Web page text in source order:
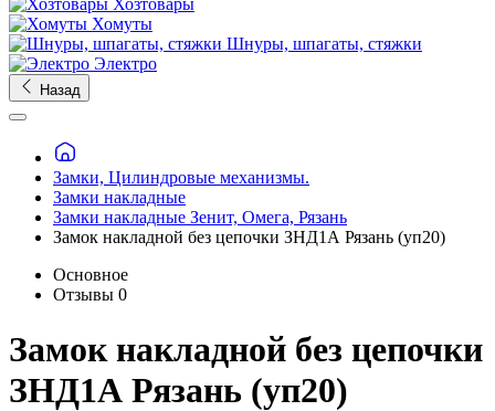
Хозтовары
Хомуты
Шнуры, шпагаты, стяжки
Электро
Назад
Замки, Цилиндровые механизмы.
Замки накладные
Замки накладные Зенит, Омега, Рязань
Замок накладной без цепочки ЗНД1А Рязань (уп20)
Основное
Отзывы 0
Замок накладной без цепочки
ЗНД1А Рязань (уп20)